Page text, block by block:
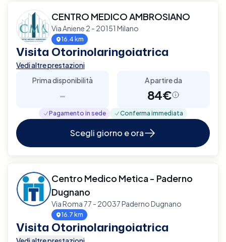
CENTRO MEDICO AMBROSIANO
Via Aniene 2 - 20151 Milano
16.4 km
Visita Otorinolaringoiatrica
Vedi altre prestazioni
Prima disponibilità
-
A partire da
84€
Pagamento in sede Conferma immediata
Scegli giorno e ora
Centro Medico Metica - Paderno
Dugnano
Via Roma 77 - 20037 Paderno Dugnano
16.7 km
Visita Otorinolaringoiatrica